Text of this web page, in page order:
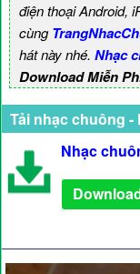
điện thoại Android,
cùng
hát này nhé. Nhạc
Download Miễn
Tải nhạc chuông -
Nhạc